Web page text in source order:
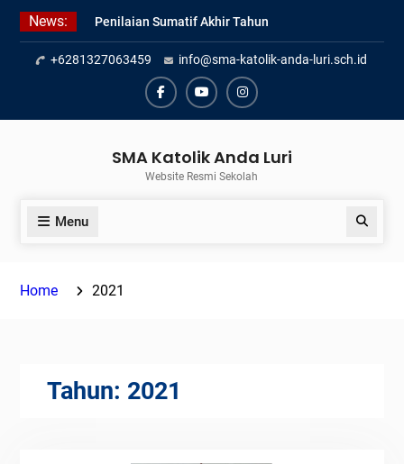
Skip
content
News:
Penilaian Sumatif Akhir Tahun
Semester Genap 2025/2026
Pengumuman Kelulusan Siswa
Kelas XII SMAK Anda Luri
Pelantikan Pengurus Osis SMAK
+6281327063459 info@sma-katolik-anda-luri.sch.id
FacebookYoutubeInstagram
SMA Katolik Anda Luri
Website Resmi Sekolah
Menu Search
Home 2021
Tahun: 2021